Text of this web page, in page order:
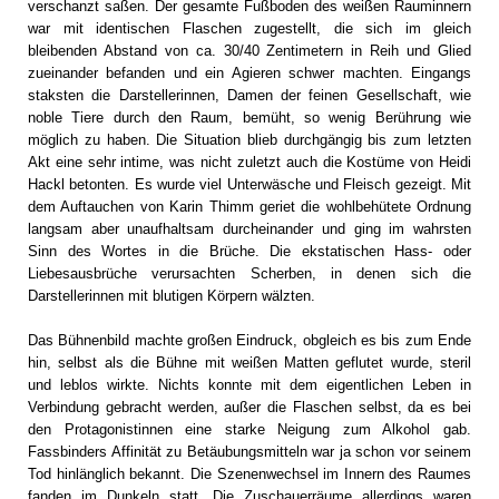
verschanzt saßen. Der gesamte Fußboden des weißen Rauminnern
war mit identischen Flaschen zugestellt, die sich im gleich
bleibenden Abstand von ca. 30/40 Zentimetern in Reih und Glied
zueinander befanden und ein Agieren schwer machten. Eingangs
staksten die Darstellerinnen, Damen der feinen Gesellschaft, wie
noble Tiere durch den Raum, bemüht, so wenig Berührung wie
möglich zu haben. Die Situation blieb durchgängig bis zum letzten
Akt eine sehr intime, was nicht zuletzt auch die Kostüme von Heidi
Hackl betonten. Es wurde viel Unterwäsche und Fleisch gezeigt. Mit
dem Auftauchen von Karin Thimm geriet die wohlbehütete Ordnung
langsam aber unaufhaltsam durcheinander und ging im wahrsten
Sinn des Wortes in die Brüche. Die ekstatischen Hass- oder
Liebesausbrüche verursachten Scherben, in denen sich die
Darstellerinnen mit blutigen Körpern wälzten.
Das Bühnenbild machte großen Eindruck, obgleich es bis zum Ende
hin, selbst als die Bühne mit weißen Matten geflutet wurde, steril
und leblos wirkte. Nichts konnte mit dem eigentlichen Leben in
Verbindung gebracht werden, außer die Flaschen selbst, da es bei
den Protagonistinnen eine starke Neigung zum Alkohol gab.
Fassbinders Affinität zu Betäubungsmitteln war ja schon vor seinem
Tod hinlänglich bekannt. Die Szenenwechsel im Innern des Raumes